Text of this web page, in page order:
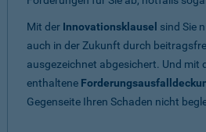
Mit der Innovationsklausel sind Sie
auch in der Zukunft durch
ausgezeichnet abgesichert. Und mit
enthaltene
Gegenseite Ihren Schaden nicht